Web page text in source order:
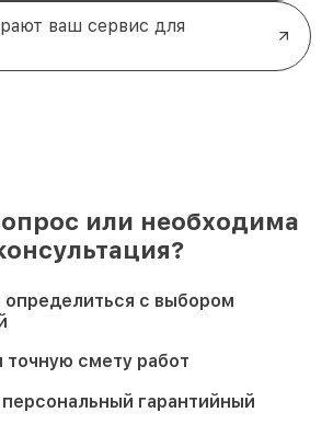
ваш сервис для
или необходима
с выбором
точную смету работ
гарантийный